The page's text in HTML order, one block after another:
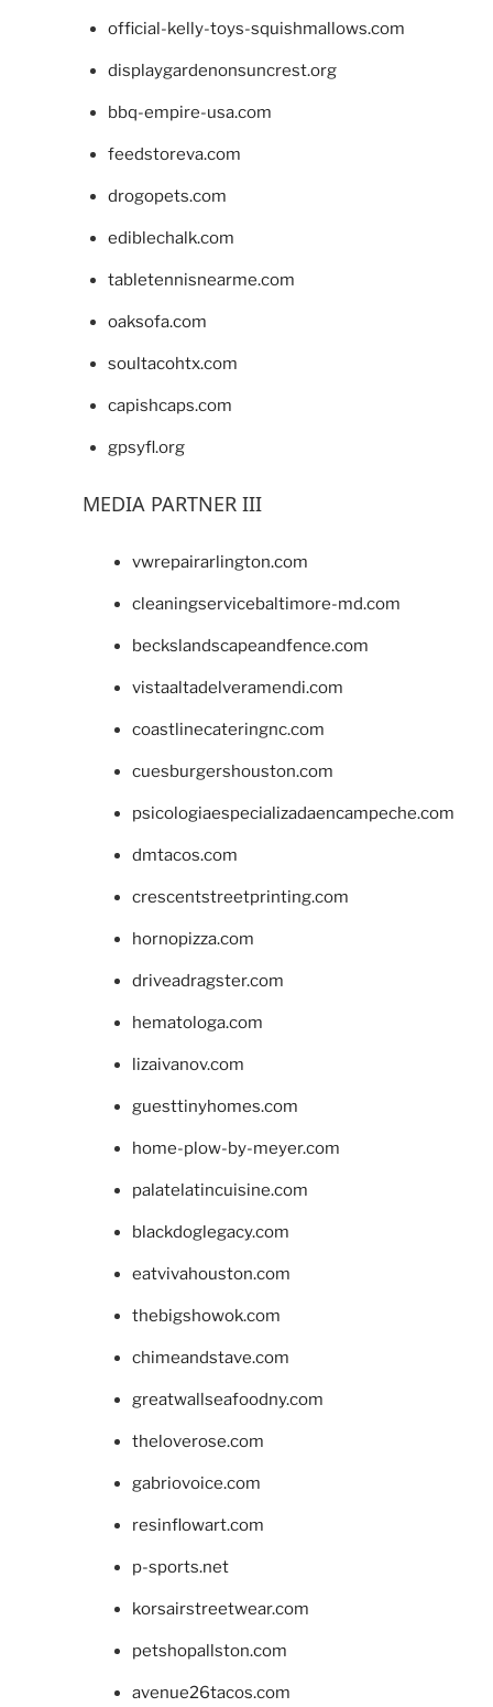
official-kelly-toys-squishmallows.com
displaygardenonsuncrest.org
bbq-empire-usa.com
feedstoreva.com
drogopets.com
ediblechalk.com
tabletennisnearme.com
oaksofa.com
soultacohtx.com
capishcaps.com
gpsyfl.org
MEDIA PARTNER III
vwrepairarlington.com
cleaningservicebaltimore-md.com
beckslandscapeandfence.com
vistaaltadelveramendi.com
coastlinecateringnc.com
cuesburgershouston.com
psicologiaespecializadaencampeche.com
dmtacos.com
crescentstreetprinting.com
hornopizza.com
driveadragster.com
hematologa.com
lizaivanov.com
guesttinyhomes.com
home-plow-by-meyer.com
palatelatincuisine.com
blackdoglegacy.com
eatvivahouston.com
thebigshowok.com
chimeandstave.com
greatwallseafoodny.com
theloverose.com
gabriovoice.com
resinflowart.com
p-sports.net
korsairstreetwear.com
petshopallston.com
avenue26tacos.com